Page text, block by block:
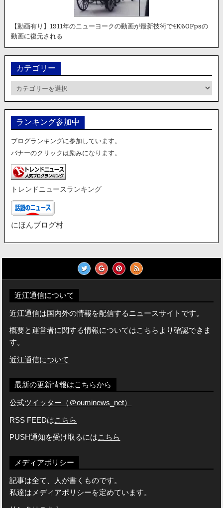
【動画有り】1911年のニューヨークの動画が最新技術で4K60Fpsの
動画に復元される
カテゴリー
テ
リ
ランキング参加中
ブログランキングに参加しています。
バナーのクリックは励みになります。
トレンドニュースランキング
にほんブログ村
近江通信について
近江通信は国内外の情報を配信するニュースサイトです。
概要と運営者に関する情報についてはこちらより確認できま
す。
近江通信について
最新の更新情報はこちらから
公式ツイッター（＠ouminews_net）
RSS FEEDはこちら
PUSH通知を受け取るにはこちら
メディアポリシー
記事は全て、人が書くものです。
私達はメディアポリシーを定めています。